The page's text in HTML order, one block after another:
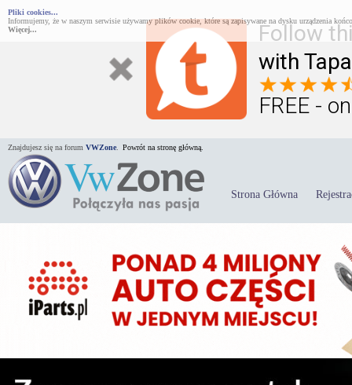
Follow
with
FREE -
Pliki cookies...
Informujemy, że w naszym serwisie używamy plików cookie, które są zapisywane na dysku urządzenia
Więcej...
Znajdujesz się na forum VWZone Powrót na stronę główną.
Strona Główna